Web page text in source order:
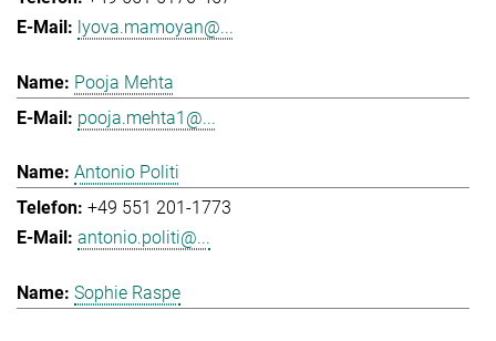
lyova.mamoyan@...
Pooja Mehta
pooja.mehta1@...
Antonio Politi
+49 551 201-1773
antonio.politi@...
Sophie Raspe